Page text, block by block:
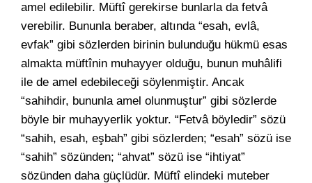
amel edilebilir. Müftî gerekirse bunlarla da fetvâ
verebilir. Bununla beraber, altında “esah, evlâ,
evfak” gibi sözlerden birinin bulunduğu hükmü esas
almakta müftînin muhayyer olduğu, bunun muhâlifi
ile de amel edebileceği söylenmiştir. Ancak
“sahihdir, bununla amel olunmuştur” gibi sözlerde
böyle bir muhayyerlik yoktur. “Fetvâ böyledir” sözü
“sahih, esah, eşbah” gibi sözlerden; “esah” sözü ise
“sahih” sözünden; “ahvat” sözü ise “ihtiyat”
sözünden daha güçlüdür. Müftî elindeki muteber